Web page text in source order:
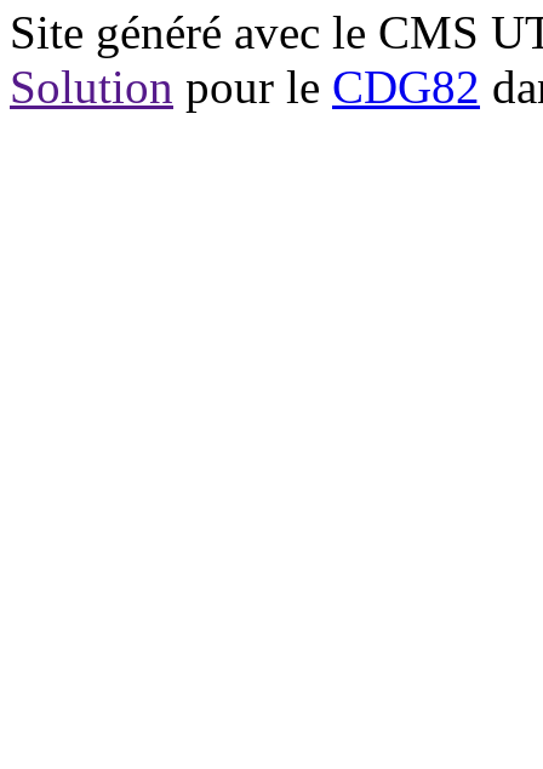
Site généré avec le CMS
Solution pour le CDG82